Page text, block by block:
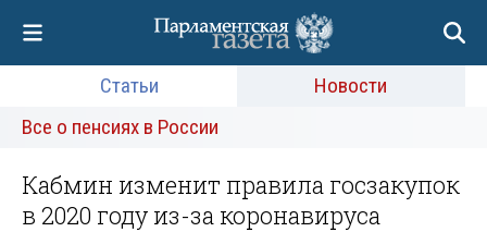
Статьи
Новости
Все о пенсиях в России
Кабмин изменит правила госзакупок
в 2020 году из-за коронавируса